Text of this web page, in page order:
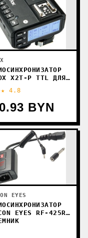
X2T-P TTL ДЛЯ
4.8
BYN
EYES
EYES RF-425R